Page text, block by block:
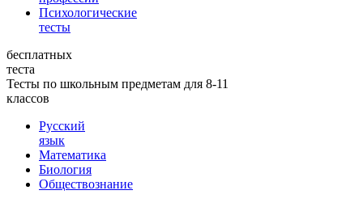
Психологические
тесты
бесплатных
теста
Тесты по школьным предметам для 8-11
классов
Русский
язык
Математика
Биология
Обществознание